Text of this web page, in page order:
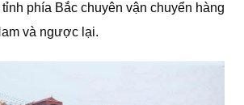
phía Bắc chuyên vận chuyển hàng
và ngược lại.